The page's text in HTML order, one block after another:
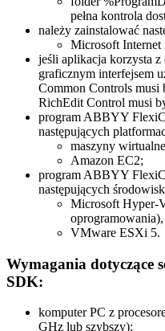
pełna kontrola
należy zainstalować
Microsoft
jeśli aplikacja korzysta
graficznym interfejsem
Common Controls musi
RichEdit Control musi
program ABBYY
następujących
maszyny
Amazon EC2;
program ABBYY
następujących
Microsoft Hyper-
oprogramowania),
VMware ESXi 5.
Wymagania dotyczące
SDK:
komputer PC z
GHz lub szybszy);